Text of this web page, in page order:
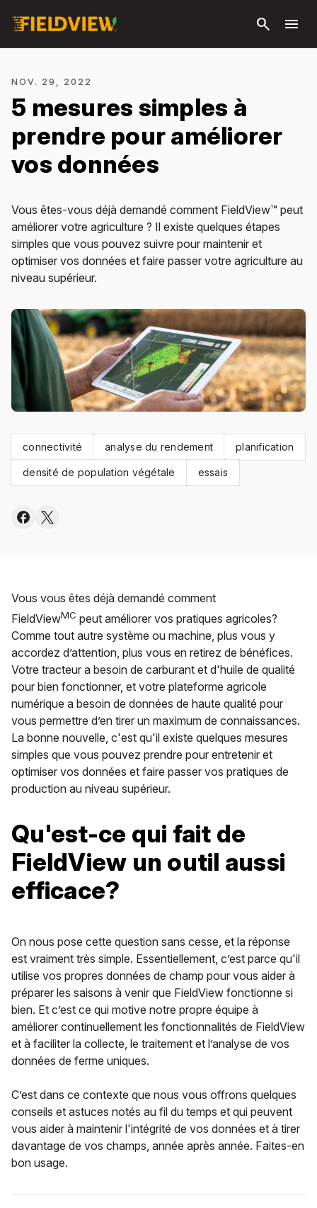
principal
search menu
NOV. 29, 2022
5 mesures simples à
prendre pour améliorer
vos données
Vous êtes-vous déjà demandé comment FieldView™ peut
améliorer votre agriculture ? Il existe quelques étapes
simples que vous pouvez suivre pour maintenir et
optimiser vos données et faire passer votre agriculture au
niveau supérieur.
connectivité analyse du rendement planification
densité de population végétale essais
Vous vous êtes déjà demandé comment
FieldViewMC peut améliorer vos pratiques agricoles?
Comme tout autre système ou machine, plus vous y
accordez d’attention, plus vous en retirez de bénéfices.
Votre tracteur a besoin de carburant et d'huile de qualité
pour bien fonctionner, et votre plateforme agricole
numérique a besoin de données de haute qualité pour
vous permettre d’en tirer un maximum de connaissances.
La bonne nouvelle, c'est qu'il existe quelques mesures
simples que vous pouvez prendre pour entretenir et
optimiser vos données et faire passer vos pratiques de
production au niveau supérieur.
Qu'est-ce qui fait de
FieldView un outil aussi
efficace?
On nous pose cette question sans cesse, et la réponse
est vraiment très simple. Essentiellement, c’est parce qu'il
utilise vos propres données de champ pour vous aider à
préparer les saisons à venir que FieldView fonctionne si
bien. Et c’est ce qui motive notre propre équipe à
améliorer continuellement les fonctionnalités de FieldView
et à faciliter la collecte, le traitement et l’analyse de vos
données de ferme uniques.
C’est dans ce contexte que nous vous offrons quelques
conseils et astuces notés au fil du temps et qui peuvent
vous aider à maintenir l'intégrité de vos données et à tirer
davantage de vos champs, année après année. Faites-en
bon usage.